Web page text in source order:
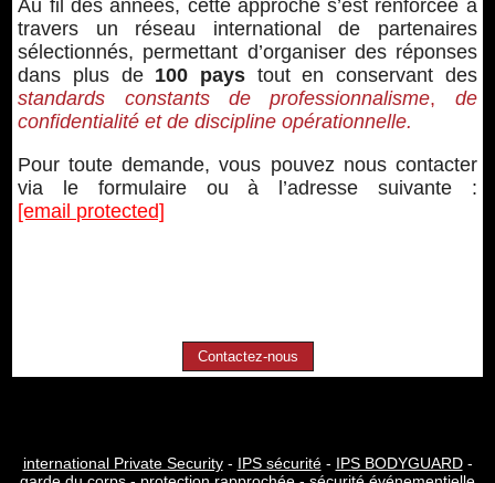
Au fil des années, cette approche s’est renforcée à
travers un réseau international de partenaires
sélectionnés, permettant d’organiser des réponses
dans plus de 100 pays tout en conservant des
standards constants de professionnalisme, de
confidentialité et de discipline opérationnelle.
Pour toute demande, vous pouvez nous contacter
via le formulaire ou à l’adresse suivante :
[email protected]
Contactez-nous
international Private Security- IPS sécurité- IPS BODYGUARD-